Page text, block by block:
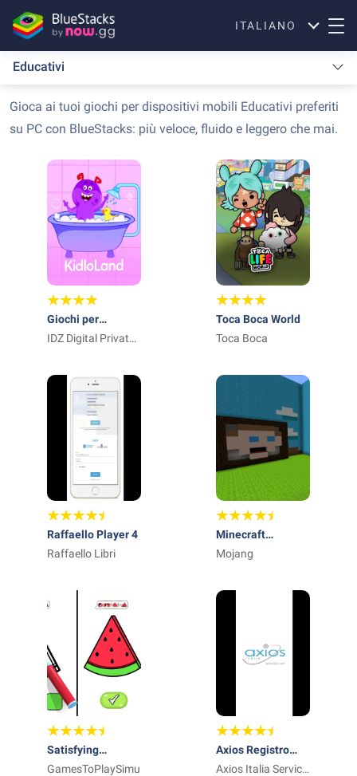
ITALIANO
Educativi
Gioca ai tuoi giochi per dispositivi mobili Educativi preferiti
su PC con BlueStacks: più veloce, fluido e leggero che mai.
Giochi per
bambini di 2-5
IDZ Digital Private
Toca Boca World
Toca Boca
Raffaello Player 4
Raffaello Libri
Minecraft
Education Preview
Mojang
Satisfying
Coloring
GamesToPlaySimulation
Axios Registro
Elettronico FAM
Axios Italia Service